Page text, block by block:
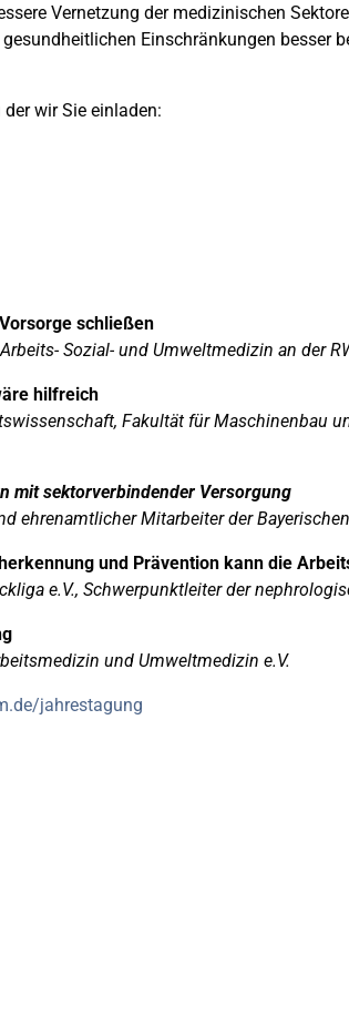
Vernetzung der medizinischen
Einschränkungen besser
wir Sie einladen:
schließen
Sozial- und Umweltmedizin an der
hilfreich
Fakultät für Maschinenbau
mit sektorverbindender Versorgung
ehrenamtlicher Mitarbeiter der
und Prävention kann die
e.V., Schwerpunktleiter der
und Umweltmedizin e.V.
jahrestagung